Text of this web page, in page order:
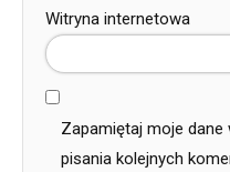
Witryna internetowa
Zapamiętaj moje
pisania kolejnych